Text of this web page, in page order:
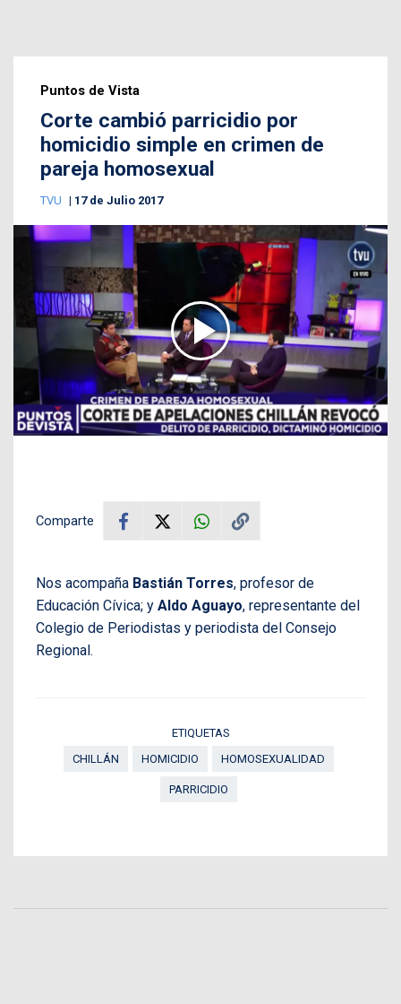
Puntos de Vista
Corte cambió parricidio por
homicidio simple en crimen de
pareja homosexual
TVU 17 de Julio 2017
Comparte
Nos acompaña Bastián Torres, profesor de
Educación Cívica; y Aldo Aguayo, representante del
Colegio de Periodistas y periodista del Consejo
Regional.
ETIQUETAS
CHILLÁN
HOMICIDIO HOMOSEXUALIDAD
PARRICIDIO